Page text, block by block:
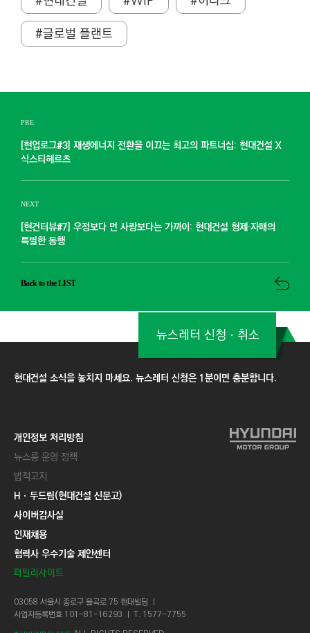
#글로벌 플랜트
PRE
[현업로그#3] 재생에너지 전환을 이끄는 최고의 파트너십: 현대건설 X
식스티헤르츠
NEXT
[현건터뷰#7] 우정보다 먼 사랑보다는 가까이: 현대건설 형제·자매의
특별한 동행
Back to the LIST
현대건설 소식을 놓치지 마세요. 뉴스레터 신청은 1분이면 충분합니다.
뉴스레터 신청ㆍ취소
개인정보 처리방침
뉴스룸 운영 정책
법적고지
Hㆍ두드림(현대건설 신문고)
사이버감사실
인재채용
협력사 우수기술 제안센터
패밀리사이트
03058 서울시 종로구 율곡로 75 현대빌딩 ㅣ
사업자등록번호 101-81-16293 ㅣ T. 1577-7755